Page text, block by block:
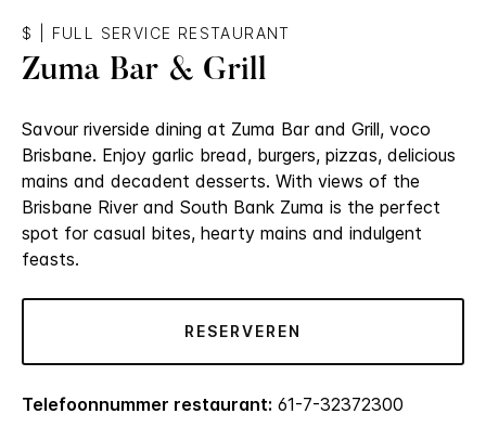
$ FULL SERVICE RESTAURANT
Zuma Bar & Grill
Savour riverside dining at Zuma Bar and Grill, voco
Brisbane. Enjoy garlic bread, burgers, pizzas, delicious
mains and decadent desserts. With views of the
Brisbane River and South Bank Zuma is the perfect
spot for casual bites, hearty mains and indulgent
feasts.
RESERVEREN
Telefoonnummer restaurant: 61-7-32372300